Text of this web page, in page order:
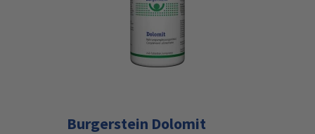
Burgerstein Dolomit